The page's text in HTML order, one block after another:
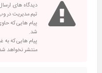
دیدگاه های
تیم مدیریت در
پیام هایی که
شد.
پیام هایی که به
منتشر نخواهد